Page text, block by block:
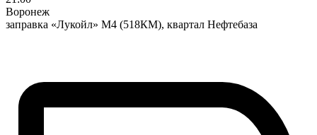
Воронеж
заправка «Лукойл» М4 (518КМ), квартал Нефтебаза